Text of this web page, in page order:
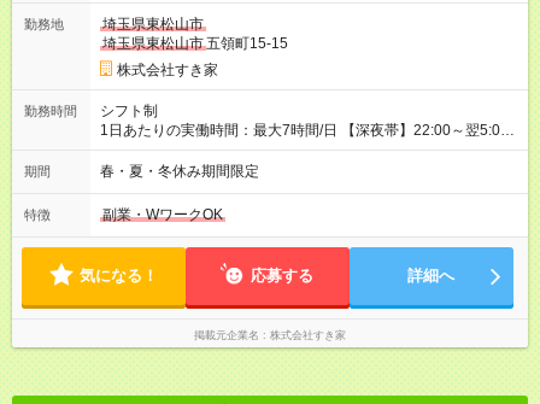
同時給）
勤務地
埼玉県東松山市
埼玉県東松山市五領町15-15
株式会社すき家
勤務時間
シフト制
1日あたりの実働時間：最大7時間/日 【深夜帯】22:00～翌5:00
週2日～・1日2h～OK◎ ※22:00から翌5:00までは18歳以上の方
のみ勤務可能です（18歳未満の深夜業務禁止のため） ★深夜で
す。 必ず、2名以上での勤務を行いますので、安心して働けま
す。
期間 春・夏・冬休み期間限定
特徴 副業・WワークOK
気になる！ 応募する 詳細へ
掲載元企業名 株式会社すき家